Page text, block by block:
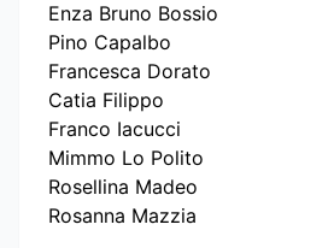
Enza Bruno Bossio
Pino Capalbo
Francesca Dorato
Catia Filippo
Franco Iacucci
Mimmo Lo Polito
Rosellina Madeo
Rosanna Mazzia